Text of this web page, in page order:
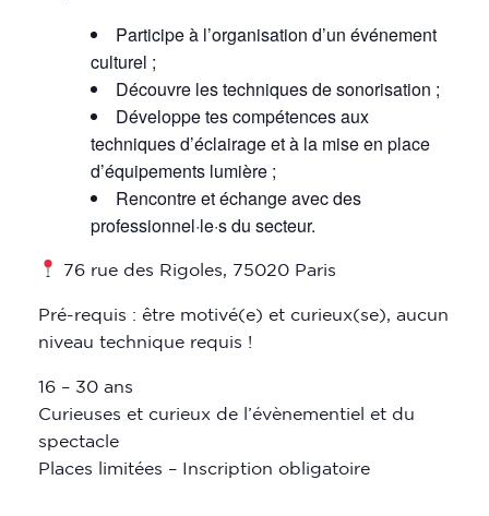
Participe à l’organisation d’un événement
culturel ;
Découvre les techniques de sonorisation ;
Développe tes compétences aux
techniques d’éclairage et à la mise en place
d’équipements lumière ;
Rencontre et échange avec des
professionnel·le·s du secteur.
76 rue des Rigoles, 75020 Paris
Pré-requis : être motivé(e) et curieux(se), aucun
niveau technique requis !
16 – 30 ans
Curieuses et curieux de l’évènementiel et du
spectacle
Places limitées – Inscription obligatoire